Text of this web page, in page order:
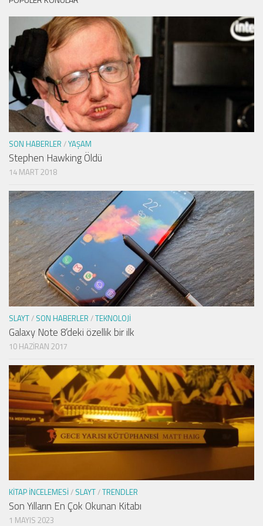
SON HABERLER /YAŞAM
Stephen Hawking Öldü
14 MART 2018
SLAYT/ SON HABERLER /TEKNOLOJI
Galaxy Note 8’deki özellik bir ilk
10 HAZIRAN 2017
KITAP İNCELEMESI/ SLAYT/TRENDLER
Son Yılların En Çok Okunan Kitabı
1 MAYIS 2023